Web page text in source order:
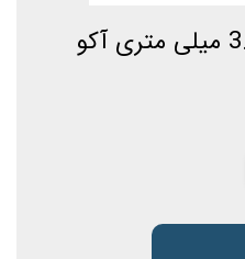
مبدل لایتنینگ به جک 3.5 میلی متری آکو